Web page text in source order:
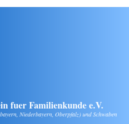
fuer Familienkunde e.V.
Niederbayern, Oberpfalz) und Schwaben